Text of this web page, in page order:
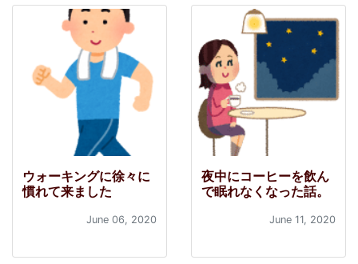
ウォーキングに徐々に
慣れて来ました
June 06, 2020
夜中にコーヒーを飲ん
で眠れなくなった話。
June 11, 2020